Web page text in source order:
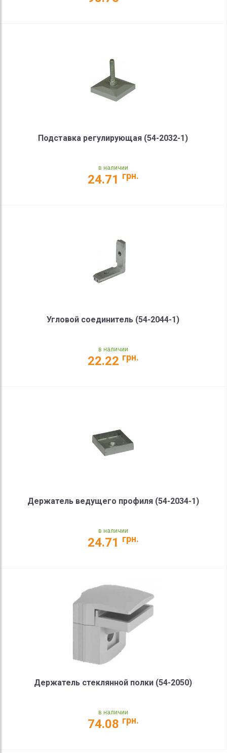
Подставка регулирующая (54-2032-1)
в наличии
24.71 грн.
Угловой соединитель (54-2044-1)
в наличии
22.22 грн.
Держатель ведущего профиля (54-2034-1)
в наличии
24.71 грн.
Держатель стеклянной полки (54-2050)
в наличии
74.08 грн.